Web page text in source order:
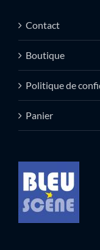
Contact
Boutique
Politique de
Panier